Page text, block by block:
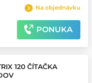
Na objednávku
PONUKA
120 ČÍTAČKA